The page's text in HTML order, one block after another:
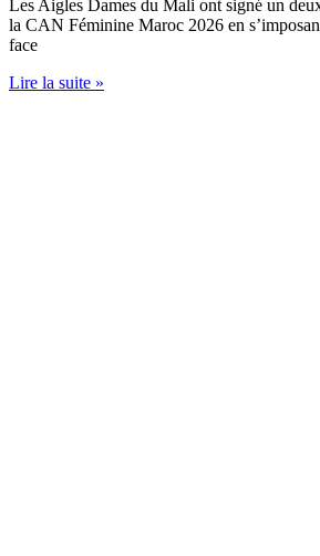
Les Aigles Dames du Mali ont signé un
la CAN Féminine Maroc 2026 en
face
Lire la suite »